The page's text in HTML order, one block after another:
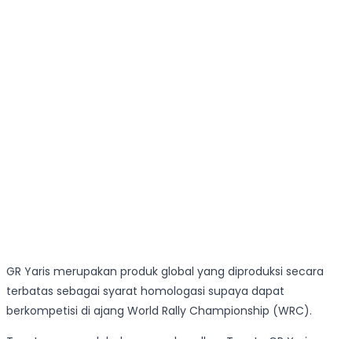
GR Yaris merupakan produk global yang diproduksi secara
terbatas sebagai syarat homologasi supaya dapat
berkompetisi di ajang World Rally Championship (WRC).